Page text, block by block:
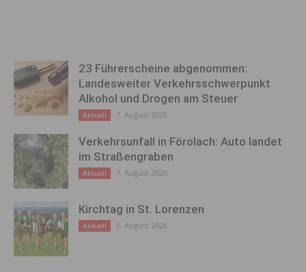
23 Führerscheine abgenommen:
Landesweiter Verkehrsschwerpunkt
Alkohol und Drogen am Steuer
Aktuell 7. August 2026
Verkehrsunfall in Förolach: Auto landet
im Straßengraben
Aktuell 7. August 2026
Kirchtag in St. Lorenzen
Aktuell 6. August 2026